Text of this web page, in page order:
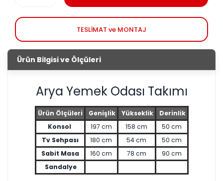
TESLİMAT ve MONTAJ
Ürün Bilgisi ve Ölçüleri
Arya Yemek Odası Takımı
Ürün Ölçüleri Genişlik Yükseklik
Derinlik
Konsol
197 cm 158 cm
50 cm
Tv Sehpası
180 cm 54 cm
50 cm
Sabit Masa
160 cm 78 cm
90 cm
Sandalye